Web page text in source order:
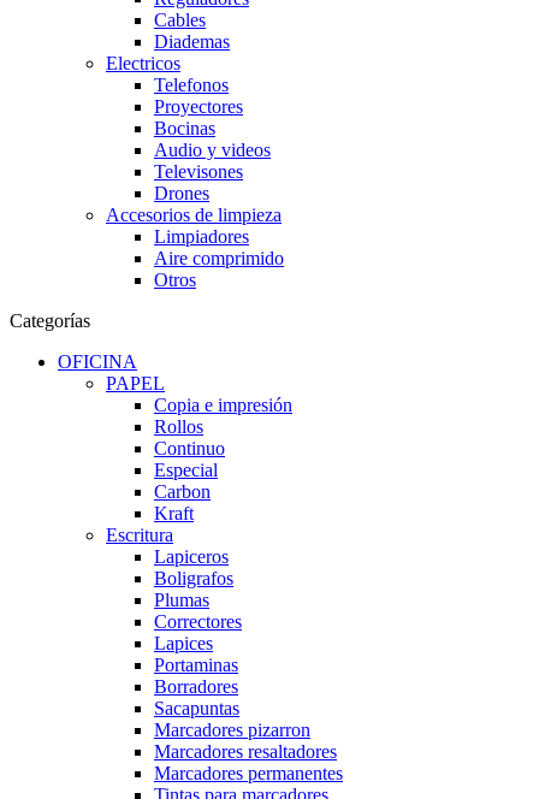
Cables
Diademas
Electricos
Telefonos
Proyectores
Bocinas
Audio y videos
Televisones
Drones
Accesorios de limpieza
Limpiadores
Aire comprimido
Otros
Categorías
OFICINA
PAPEL
Copia e impresión
Rollos
Continuo
Especial
Carbon
Kraft
Escritura
Lapiceros
Boligrafos
Plumas
Correctores
Lapices
Portaminas
Borradores
Sacapuntas
Marcadores pizarron
Marcadores resaltadores
Marcadores permanentes
Tintas para marcadores